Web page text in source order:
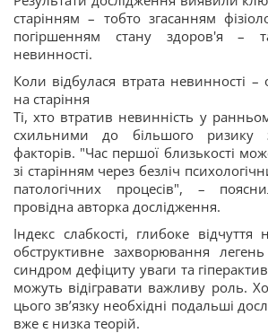
старінням – тобто згасанням
погіршенням стану здоров'я –
невинності.
Коли відбулася втрата невинності
на старіння
Ті, хто втратив невинність у
схильними до більшого ризику
факторів. "Час першої близькості
зі старінням через безліч
патологічних процесів", –
провідна авторка дослідження.
Індекс слабкості, глибоке відчуття
обструктивне захворювання
синдром дефіциту уваги та
можуть відігравати важливу роль.
цього зв’язку необхідні подальші
вже є низка теорій.